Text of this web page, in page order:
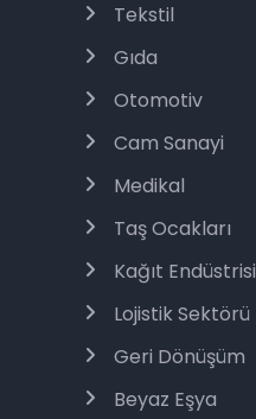
Tekstil
Gıda
Otomotiv
Cam Sanayi
Medikal
Taş Ocakları
Kağıt Endüstrisi
Lojistik Sektörü
Geri Dönüşüm
Beyaz Eşya